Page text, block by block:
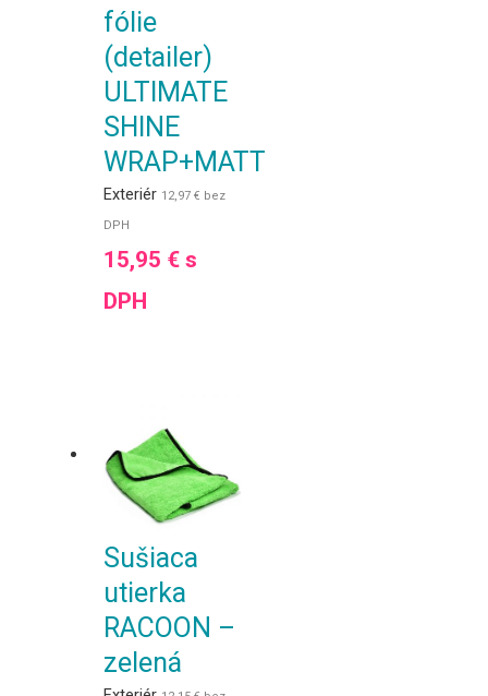
fólie
(detailer)
ULTIMATE
SHINE
WRAP+MATT
Exteriér 12,97€ bez
DPH
15,95 € s
DPH
Sušiaca
utierka
RACOON –
zelená